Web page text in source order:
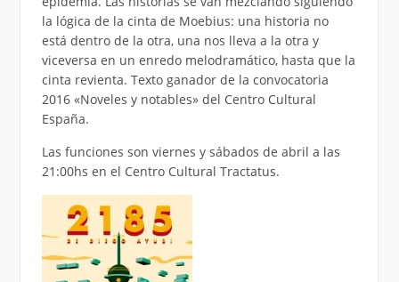
la lógica de la cinta de Moebius: una historia no
está dentro de la otra, una nos lleva a la otra y
viceversa en un enredo melodramático, hasta que la
cinta revienta. Texto ganador de la convocatoria
2016 «Noveles y notables» del Centro Cultural
España.
Las funciones son viernes y sábados de abril a las
21:00hs en el Centro Cultural Tractatus.